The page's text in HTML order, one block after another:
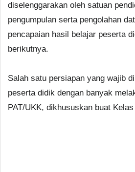
diselenggarakan oleh satuan
pengumpulan serta pengolahan
pencapaian hasil belajar peserta
berikutnya.
Salah satu persiapan yang wajib
peserta didik dengan banyak
PAT/UKK, dikhususkan buat Kelas